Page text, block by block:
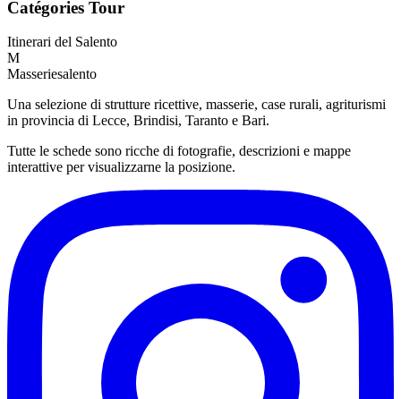
Catégories Tour
Itinerari del Salento
M
Masseriesalento
Una selezione di strutture ricettive, masserie, case rurali, agriturismi
in provincia di Lecce, Brindisi, Taranto e Bari.
Tutte le schede sono ricche di fotografie, descrizioni e mappe
interattive per visualizzarne la posizione.